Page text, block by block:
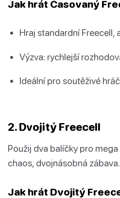
Jak hrát Časovaný
Hraj standardní Freecell,
Výzva: rychlejší
Ideální pro soutěživé
2. Dvojitý Freecell
Použij dva balíčky pro
chaos, dvojnásobná zábava.
Jak hrát Dvojitý